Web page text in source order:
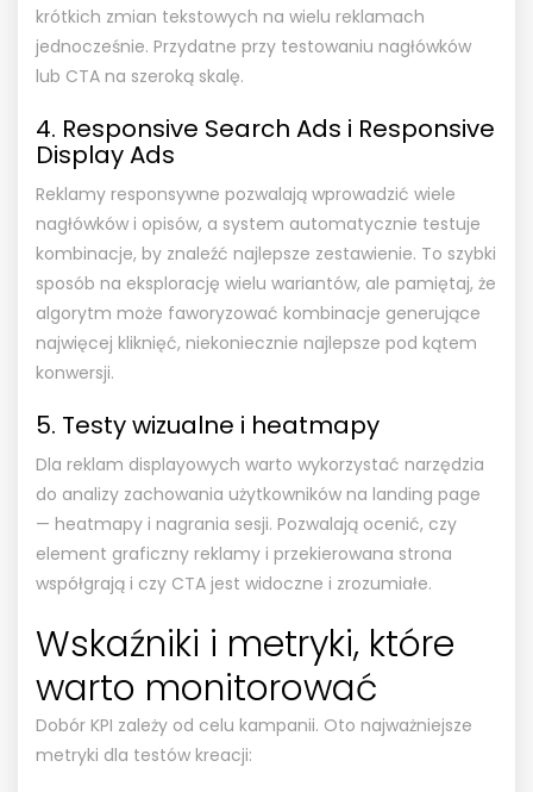
krótkich zmian tekstowych na wielu reklamach
jednocześnie. Przydatne przy testowaniu nagłówków
lub CTA na szeroką skalę.
4. Responsive Search Ads i Responsive
Display Ads
Reklamy responsywne pozwalają wprowadzić wiele
nagłówków i opisów, a system automatycznie testuje
kombinacje, by znaleźć najlepsze zestawienie. To szybki
sposób na eksplorację wielu wariantów, ale pamiętaj, że
algorytm może faworyzować kombinacje generujące
najwięcej kliknięć, niekoniecznie najlepsze pod kątem
konwersji.
5. Testy wizualne i heatmapy
Dla reklam displayowych warto wykorzystać narzędzia
do analizy zachowania użytkowników na landing page
— heatmapy i nagrania sesji. Pozwalają ocenić, czy
element graficzny reklamy i przekierowana strona
współgrają i czy CTA jest widoczne i zrozumiałe.
Wskaźniki i metryki, które
warto monitorować
Dobór KPI zależy od celu kampanii. Oto najważniejsze
metryki dla testów kreacji: